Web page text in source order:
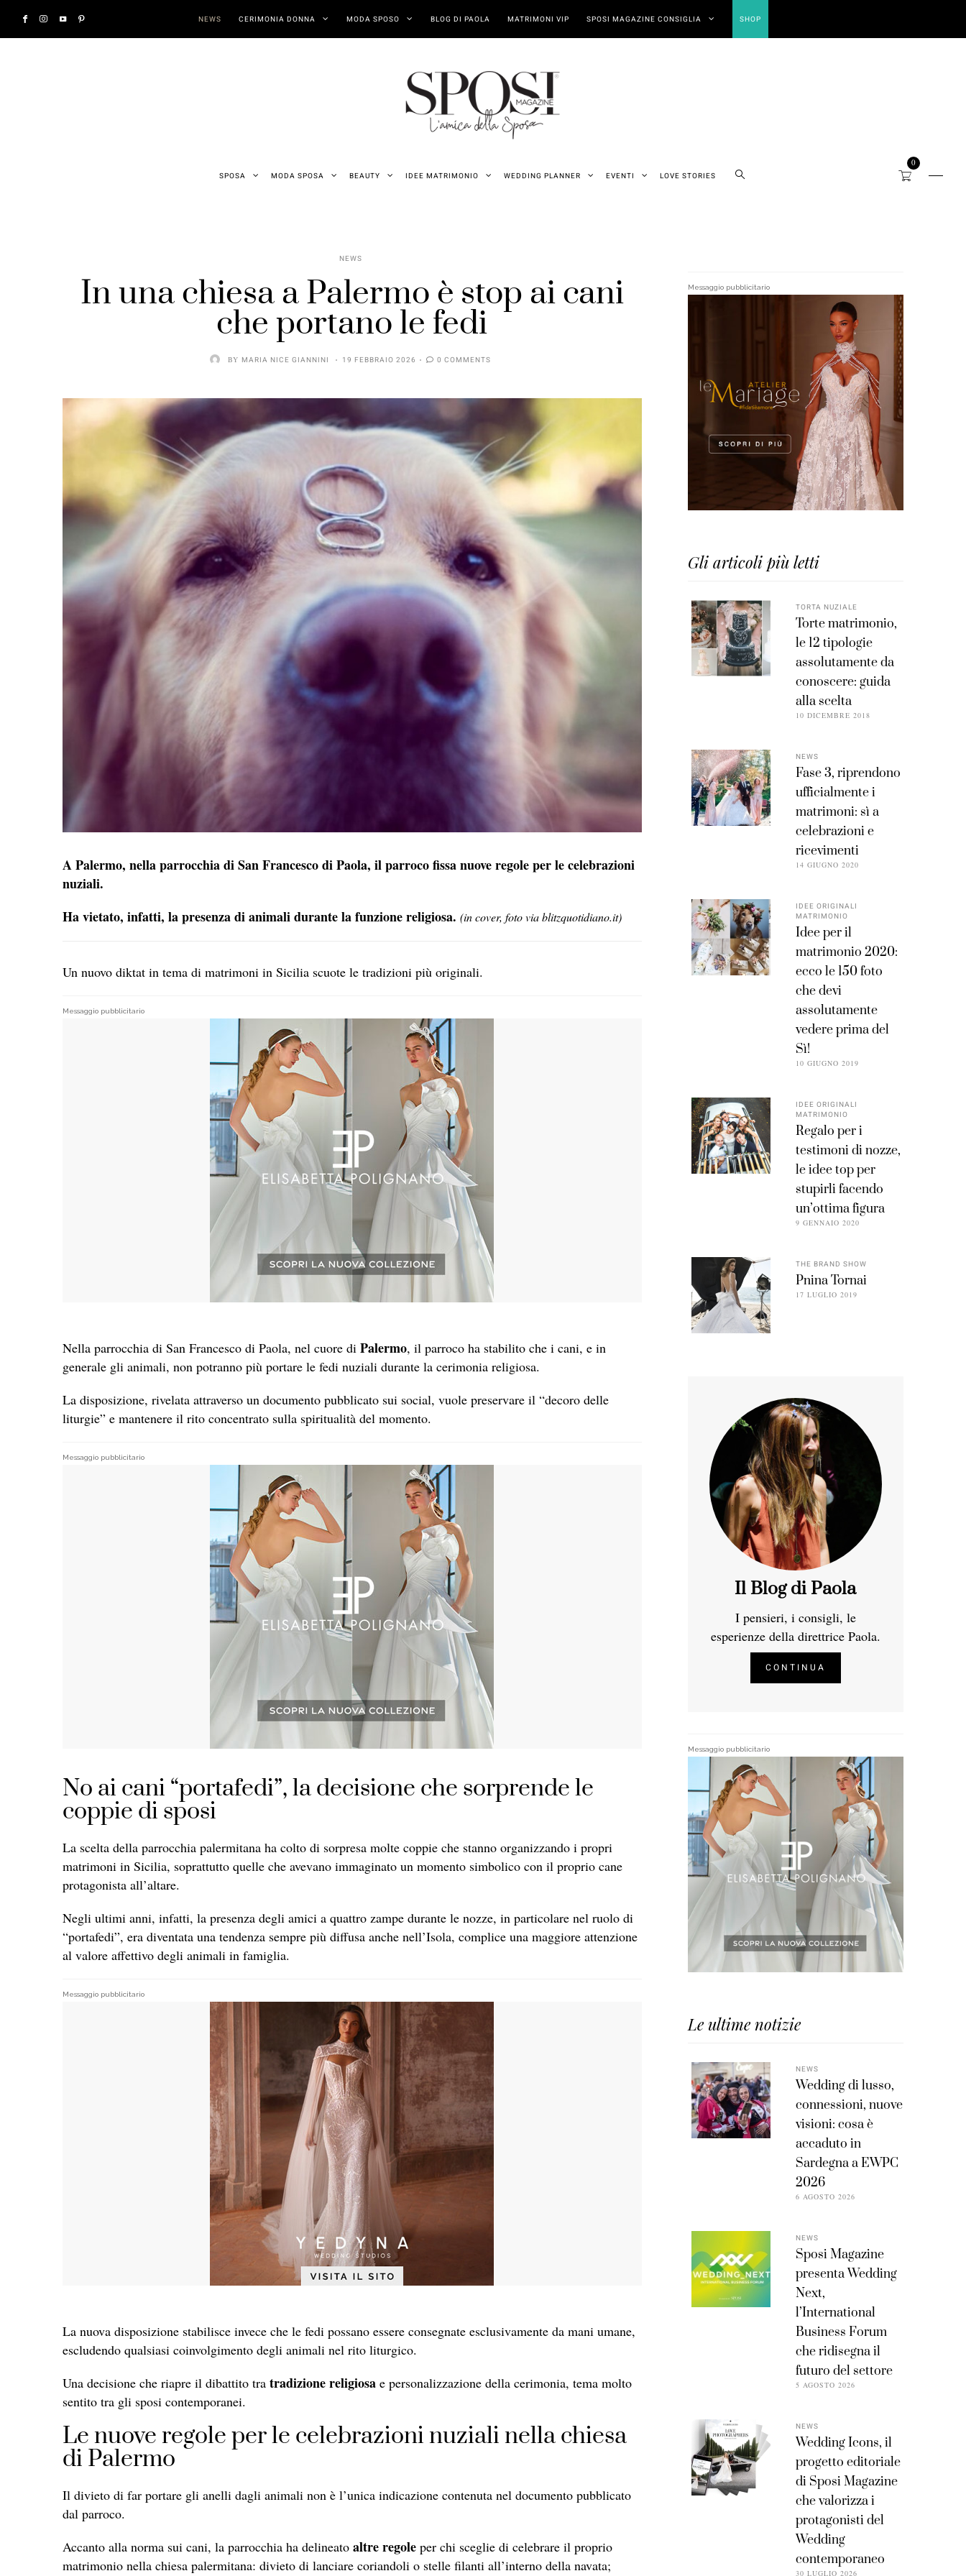
NEWS CERIMONIA DONNA MODA SPOSO BLOG DI PAOLA MATRIMONI VIP SPOSI MAGAZINE CONSIGLIA SHOP
SPOSA MODA SPOSA BEAUTY IDEE MATRIMONIO WEDDING PLANNER EVENTI LOVE STORIES
0
NEWS
In una chiesa a Palermo è stop ai cani
che portano le fedi
BY MARIA NICE GIANNINI 19 FEBBRAIO 2026 0 COMMENTS
A Palermo, nella parrocchia di San Francesco di Paola, il parroco fissa nuove regole per le celebrazioni
nuziali.
Ha vietato, infatti, la presenza di animali durante la funzione religiosa. (in cover, foto via blitzquotidiano.it)
Un nuovo diktat in tema di matrimoni in Sicilia scuote le tradizioni più originali.
Messaggio pubblicitario
Nella parrocchia di San Francesco di Paola, nel cuore di Palermo, il parroco ha stabilito che i cani, e in
generale gli animali, non potranno più portare le fedi nuziali durante la cerimonia religiosa.
La disposizione, rivelata attraverso un documento pubblicato sui social, vuole preservare il “decoro delle
liturgie” e mantenere il rito concentrato sulla spiritualità del momento.
Messaggio pubblicitario
No ai cani “portafedi”, la decisione che sorprende le
coppie di sposi
La scelta della parrocchia palermitana ha colto di sorpresa molte coppie che stanno organizzando i propri
matrimoni in Sicilia, soprattutto quelle che avevano immaginato un momento simbolico con il proprio cane
protagonista all’altare.
Negli ultimi anni, infatti, la presenza degli amici a quattro zampe durante le nozze, in particolare nel ruolo di
“portafedi”, era diventata una tendenza sempre più diffusa anche nell’Isola, complice una maggiore attenzione
al valore affettivo degli animali in famiglia.
Messaggio pubblicitario
La nuova disposizione stabilisce invece che le fedi possano essere consegnate esclusivamente da mani umane,
escludendo qualsiasi coinvolgimento degli animali nel rito liturgico.
Una decisione che riapre il dibattito tra tradizione religiosa e personalizzazione della cerimonia, tema molto
sentito tra gli sposi contemporanei.
Le nuove regole per le celebrazioni nuziali nella chiesa
di Palermo
Il divieto di far portare gli anelli dagli animali non è l’unica indicazione contenuta nel documento pubblicato
dal parroco.
Accanto alla norma sui cani, la parrocchia ha delineato altre regole per chi sceglie di celebrare il proprio
matrimonio nella chiesa palermitana: divieto di lanciare coriandoli o stelle filanti all’interno della navata;
Messaggio pubblicitario
Gli articoli più letti
TORTA NUZIALE
Torte matrimonio,
le 12 tipologie
assolutamente da
conoscere: guida
alla scelta
10 DICEMBRE 2018
NEWS
Fase 3, riprendono
ufficialmente i
matrimoni: sì a
celebrazioni e
ricevimenti
14 GIUGNO 2020
IDEE ORIGINALI
MATRIMONIO
Idee per il
matrimonio 2020:
ecco le 150 foto
che devi
assolutamente
vedere prima del
Sì!
10 GIUGNO 2019
IDEE ORIGINALI
MATRIMONIO
Regalo per i
testimoni di nozze,
le idee top per
stupirli facendo
un’ottima figura
9 GENNAIO 2020
THE BRAND SHOW
Pnina Tornai
17 LUGLIO 2019
Il Blog di Paola
I pensieri, i consigli, le
esperienze della direttrice Paola.
CONTINUA
Messaggio pubblicitario
Le ultime notizie
NEWS
Wedding di lusso,
connessioni, nuove
visioni: cosa è
accaduto in
Sardegna a EWPC
2026
6 AGOSTO 2026
NEWS
Sposi Magazine
presenta Wedding
Next,
l’International
Business Forum
che ridisegna il
futuro del settore
5 AGOSTO 2026
NEWS
Wedding Icons, il
progetto editoriale
di Sposi Magazine
che valorizza i
protagonisti del
Wedding
contemporaneo
30 LUGLIO 2026